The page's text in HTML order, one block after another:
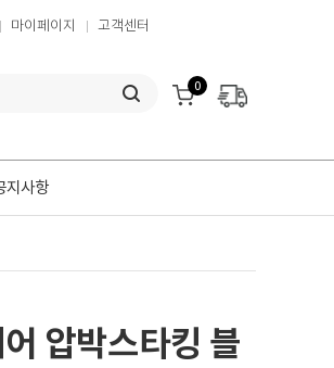
마이페이지 고객센터
0
지사항
압박스타킹 블